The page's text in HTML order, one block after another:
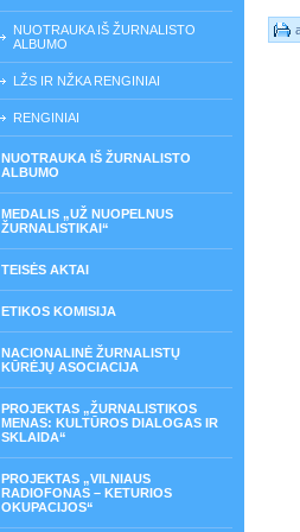
NUOTRAUKA IŠ ŽURNALISTO
ALBUMO
LŽS IR NŽKA RENGINIAI
RENGINIAI
NUOTRAUKA IŠ ŽURNALISTO
ALBUMO
MEDALIS „UŽ NUOPELNUS
ŽURNALISTIKAI“
TEISĖS AKTAI
ETIKOS KOMISIJA
NACIONALINĖ ŽURNALISTŲ
KŪRĖJŲ ASOCIACIJA
PROJEKTAS „ŽURNALISTIKOS
MENAS: KULTŪROS DIALOGAS IR
SKLAIDA“
PROJEKTAS „VILNIAUS
RADIOFONAS – KETURIOS
OKUPACIJOS“